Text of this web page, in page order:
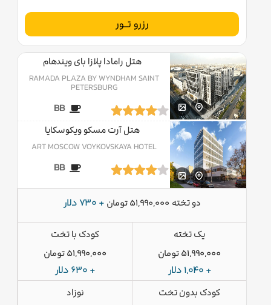
رزرو تــور
هتل رامادا پلازا بای ویندهام
RAMADA PLAZA BY WYNDHAM SAINT
PETERSBURG
BB
هتل آرت مسکو ویکوسکایا
ART MOSCOW VOYKOVSKAYA HOTEL
BB
دو تخته 51,990,000 تومان + 730 دلار
یک تخته
51,990,000 تومان
+ 1,040 دلار
کودک با تخت
51,990,000 تومان
+ 630 دلار
کودک بدون تخت نوزاد